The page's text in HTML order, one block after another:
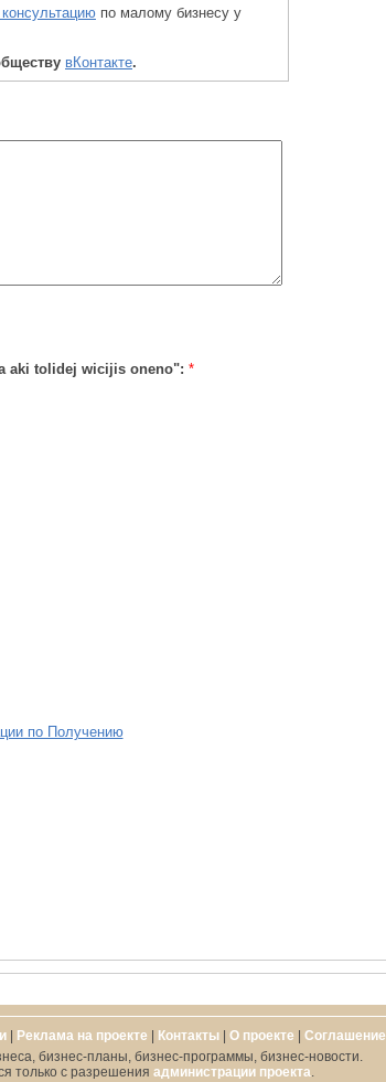
по малому бизнесу у
вКонтакте.
aki tolidej wicijis oneno": *
по Получению
| Реклама на проекте | Контакты| О проекте | Cоглашение
бизнес-планы, бизнес-программы, бизнес-новости.
только с разрешения администрации проекта